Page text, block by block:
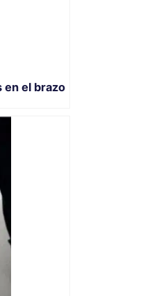
en el brazo